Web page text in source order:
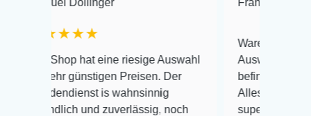
hat eine riesige Auswahl
günstigen Preisen. Der
is wahnsinnig
und zuverlässig, noch
Warenanlieferung Top und
Auswahl plus
befinden der Fische
Alles ist quick lebendig und
super Zustand. Gerne